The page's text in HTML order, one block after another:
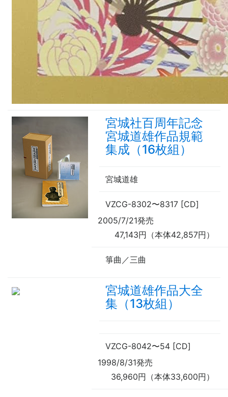
宮城社百周年記念
宮城道雄作品規範
集成（16枚組）
宮城道雄
VZCG-8302〜8317 [CD]
2005/7/21発売
47,143円（本体42,857円）
箏曲／三曲
宮城道雄作品大全
集（13枚組）
VZCG-8042〜54 [CD]
1998/8/31発売
36,960円（本体33,600円）